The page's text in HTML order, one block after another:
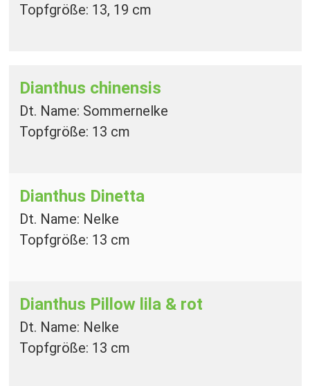
Topfgröße: 13, 19 cm
Dianthus chinensis
Dt. Name: Sommernelke
Topfgröße: 13 cm
Dianthus Dinetta
Dt. Name: Nelke
Topfgröße: 13 cm
Dianthus Pillow lila & rot
Dt. Name: Nelke
Topfgröße: 13 cm